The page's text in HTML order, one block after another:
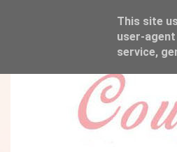
This site
user-
service,